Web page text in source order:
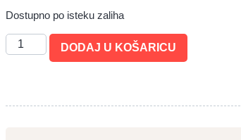
Dostupno po isteku zaliha
DODAJ U KOŠARICU